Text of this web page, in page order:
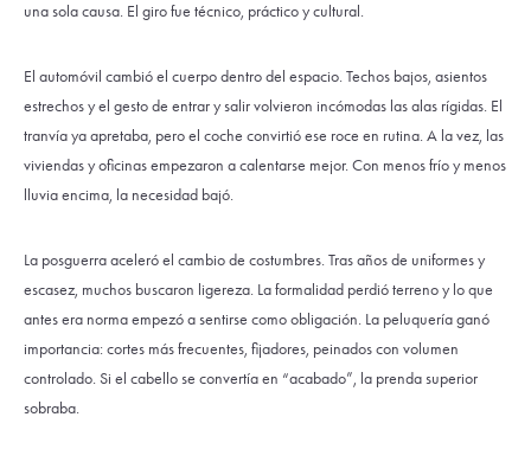
una sola causa. El giro fue técnico, práctico y cultural.
El automóvil cambió el cuerpo dentro del espacio. Techos bajos, asientos
estrechos y el gesto de entrar y salir volvieron incómodas las alas rígidas. El
tranvía ya apretaba, pero el coche convirtió ese roce en rutina. A la vez, las
viviendas y oficinas empezaron a calentarse mejor. Con menos frío y menos
lluvia encima, la necesidad bajó.
La posguerra aceleró el cambio de costumbres. Tras años de uniformes y
escasez, muchos buscaron ligereza. La formalidad perdió terreno y lo que
antes era norma empezó a sentirse como obligación. La peluquería ganó
importancia: cortes más frecuentes, fijadores, peinados con volumen
controlado. Si el cabello se convertía en “acabado”, la prenda superior
sobraba.